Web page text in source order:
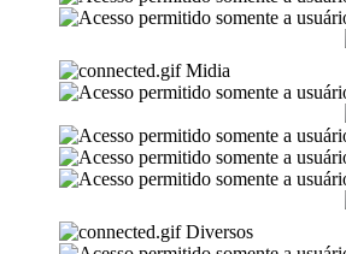
Midia
Diversos